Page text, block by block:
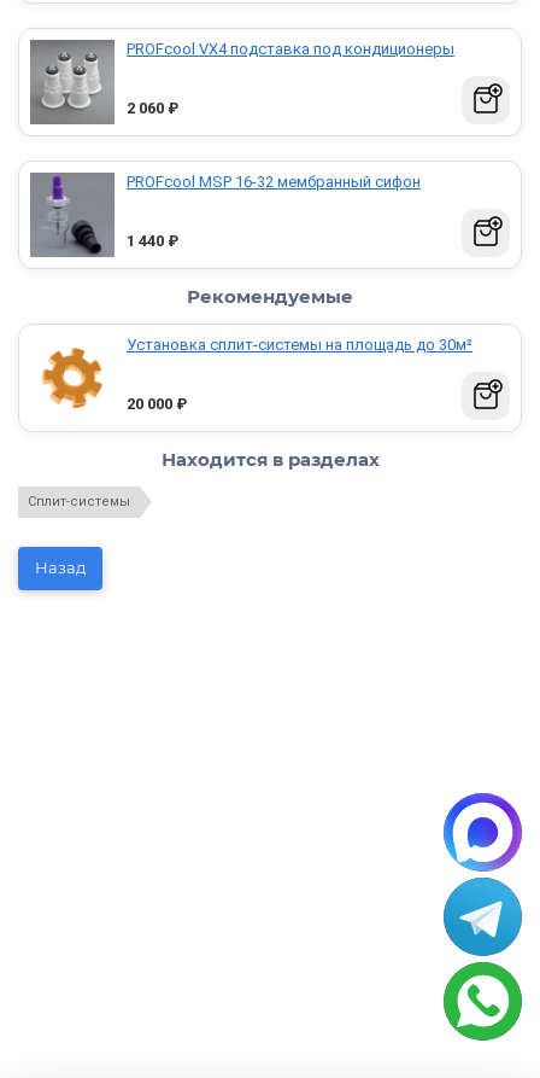
PROFcool VX4 подставка под кондиционеры
2 060 ₽
PROFcool МSP 16-32 мембранный сифон
1 440 ₽
Рекомендуемые
Установка сплит-системы на площадь до 30м²
20 000 ₽
Находится в разделах
Сплит-системы
Назад